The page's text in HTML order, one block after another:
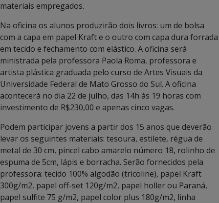
materiais empregados.
Na oficina os alunos produzirão dois livros: um de bolsa
com a capa em papel Kraft e o outro com capa dura forrada
em tecido e fechamento com elástico. A oficina será
ministrada pela professora Paola Roma, professora e
artista plástica graduada pelo curso de Artes Visuais da
Universidade Federal de Mato Grosso do Sul. A oficina
acontecerá no dia 22 de julho, das 14h às 19 horas com
investimento de R$230,00 e apenas cinco vagas.
Podem participar jovens a partir dos 15 anos que deverão
levar os seguintes materiais: tesoura, estilete, régua de
metal de 30 cm, pincel cabo amarelo número 18, rolinho de
espuma de 5cm, lápis e borracha. Serão fornecidos pela
professora: tecido 100% algodão (tricoline), papel Kraft
300g/m2, papel off-set 120g/m2, papel holler ou Paraná,
papel sulfite 75 g/m2, papel color plus 180g/m2, linha